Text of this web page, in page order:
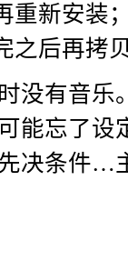
新安装
之后再拷
没有音乐
能忘了
决条件…